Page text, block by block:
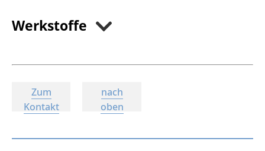
Werkstoffe
Zum
Kontakt
nach
oben